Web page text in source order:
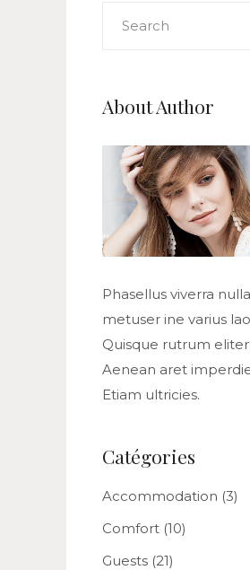
About Author
Phasellus viverra
metuser ine varius
Quisque rutrum eliter.
Aenean aret
Etiam ultricies.
Catégories
Accommodation (3)
Comfort (10)
Guests (21)